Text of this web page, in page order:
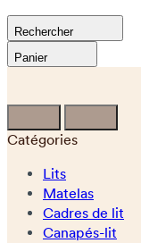
Rechercher
Panier
Catégories
Lits
Matelas
Cadres de lit
Canapés-lit